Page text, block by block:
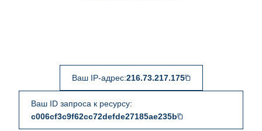
Ваш IP-адрес:216.73.217.175
Ваш ID запроса к ресурсу:
c006cf3c9f62cc72defde27185ae235b